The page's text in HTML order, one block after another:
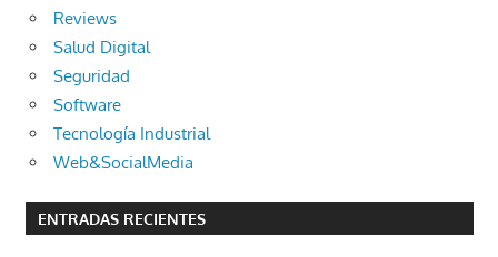
Reviews
Salud Digital
Seguridad
Software
Tecnología Industrial
Web&SocialMedia
ENTRADAS RECIENTES